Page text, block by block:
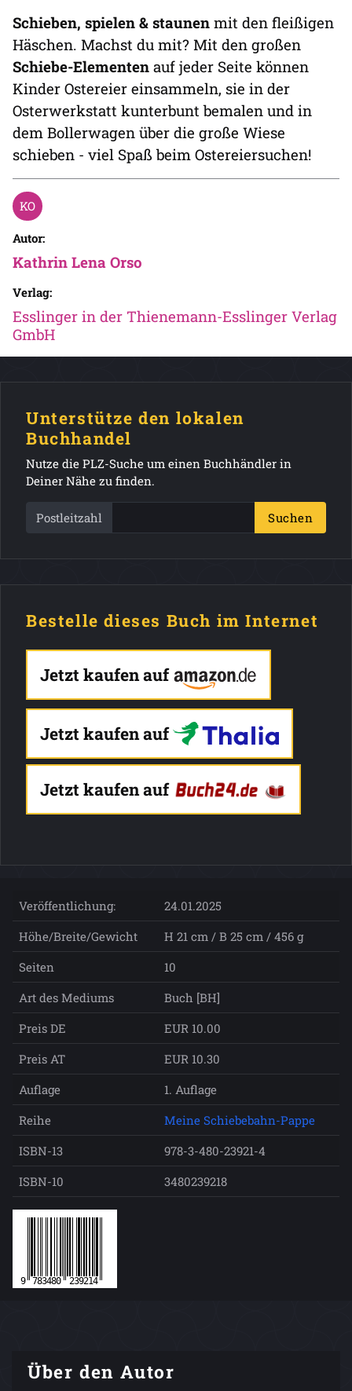
Schieben, spielen & staunen mit den fleißigen
Häschen. Machst du mit? Mit den großen
Schiebe-Elementen auf jeder Seite können
Kinder Ostereier einsammeln, sie in der
Osterwerkstatt kunterbunt bemalen und in
dem Bollerwagen über die große Wiese
schieben - viel Spaß beim Ostereiersuchen!
Autor:
Kathrin Lena Orso
Verlag:
Esslinger in der Thienemann-Esslinger Verlag
GmbH
Unterstütze den lokalen
Buchhandel
Nutze die PLZ-Suche um einen Buchhändler in
Deiner Nähe zu finden.
Postleitzahl Suchen
Bestelle dieses Buch im Internet
Jetzt kaufen auf
Jetzt kaufen auf
Jetzt kaufen auf
Veröffentlichung:
24.01.2025
Höhe/Breite/Gewicht
H 21 cm / B 25 cm / 456 g
Seiten
10
Art des Mediums
Buch [BH]
Preis DE
EUR 10.00
Preis AT
EUR 10.30
Auflage
1. Auflage
Reihe
Meine Schiebebahn-Pappe
ISBN-13
978-3-480-23921-4
ISBN-10
3480239218
Über den Autor